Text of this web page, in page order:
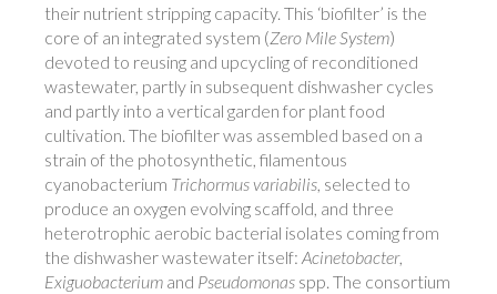
their nutrient stripping capacity. This ‘biofilter’ is the
core of an integrated system (Zero Mile System)
devoted to reusing and upcycling of reconditioned
wastewater, partly in subsequent dishwasher cycles
and partly into a vertical garden for plant food
cultivation. The biofilter was assembled based on a
strain of the photosynthetic, filamentous
cyanobacterium Trichormus variabilis, selected to
produce an oxygen evolving scaffold, and three
heterotrophic aerobic bacterial isolates coming from
the dishwasher wastewater itself: Acinetobacter,
Exiguobacterium and Pseudomonas spp. The consortium